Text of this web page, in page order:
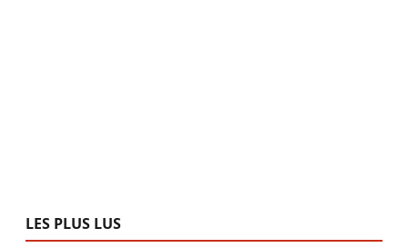
LES PLUS LUS